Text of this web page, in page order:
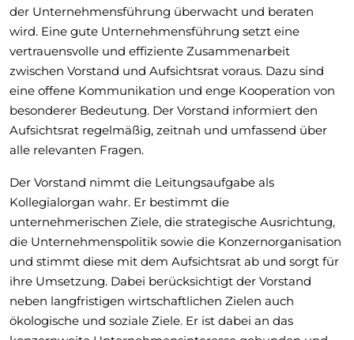
der Unternehmensführung überwacht und beraten
wird. Eine gute Unternehmensführung setzt eine
vertrauensvolle und effiziente Zusammenarbeit
zwischen Vorstand und Aufsichtsrat voraus. Dazu sind
eine offene Kommunikation und enge Kooperation von
besonderer Bedeutung. Der Vorstand informiert den
Aufsichtsrat regelmäßig, zeitnah und umfassend über
alle relevanten Fragen.
Der Vorstand nimmt die Leitungsaufgabe als
Kollegialorgan wahr. Er bestimmt die
unternehmerischen Ziele, die strategische Ausrichtung,
die Unternehmenspolitik sowie die Konzernorganisation
und stimmt diese mit dem Aufsichtsrat ab und sorgt für
ihre Umsetzung. Dabei berücksichtigt der Vorstand
neben langfristigen wirtschaftlichen Zielen auch
ökologische und soziale Ziele. Er ist dabei an das